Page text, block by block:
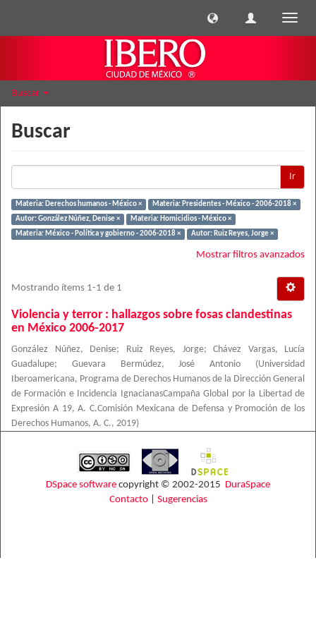
Buscar
Buscar
Ir
Materia: Derechos humanos - México ×
Materia: Presidentes - México - 2006-2018 ×
Autor: González Núñez, Denise ×
Materia: Homicidios - México ×
Materia: México - Política y gobierno - 2006-2018 ×
Autor: Ruiz Reyes, Jorge ×
Mostrar filtros avanzados
Mostrando ítems 1-1 de 1
Violencia y terror : hallazgos sobre fosas clandestinas
en México 2006-2017
González Núñez, Denise; Ruiz Reyes, Jorge; Chávez Vargas, Lucía
Guadalupe; Guevara Bermúdez, José Antonio (Universidad
Iberoamericana, Programa de Derechos Humanos de la Dirección General
de Formación e Incidencia IgnacianasCampaña Global por la Libertad de
Expresión A 19, A. C.Comisión Mexicana de Defensa y Promoción de los
Derechos Humanos, A. C., 2019)
DSpace software copyright © 2002-2015 DuraSpace
Contacto| Sugerencias